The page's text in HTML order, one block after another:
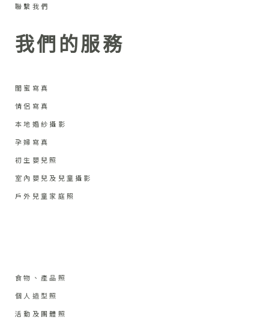
聯繫我們
我們的服務
閨蜜寫真
情侶寫真
本地婚紗攝影
孕婦寫真
初生嬰兒照
室內嬰兒及兒童攝影
戶外兒童家庭照
食物、產品照
個人造型照
活動及團體照